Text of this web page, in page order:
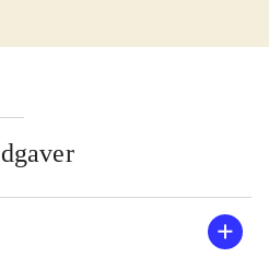
action. Den
ikke.
ret indviklet.
Lightening
kæmper
Cocoon og